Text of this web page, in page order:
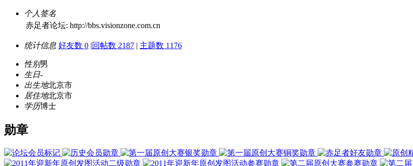
个人签名
赤足者论坛: http://bbs.visionzone.com.cn
统计信息 好友数 0 |回帖数 2187 | 主题数 1176
性别男
生日-
出生地北京市
居住地北京市
学历博士
勋章